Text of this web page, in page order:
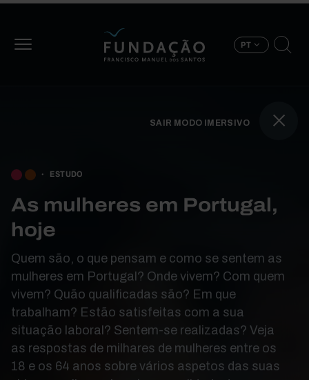
PT
SAIR MODO IMERSIVO
ESTUDO
As mulheres em Portugal,
hoje
Quem são, o que pensam e como se sentem as
mulheres em Portugal? Onde vivem? Com quem
vivem? Quão qualificadas são? Em que
trabalham? Estão satisfeitas com a sua
situação laboral? Sentem-se realizadas? Veja
as respostas de milhares de mulheres entre os
18 e os 64 anos sobre vários aspetos das suas